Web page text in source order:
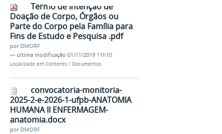
Termo de Intenção de
Doação de Corpo, Órgãos ou
Parte do Corpo pela Família para
Fins de Estudo e Pesquisa .pdf
por DMORF
— última modificação 01/11/2019 11h10
Localizado em Contents / Documentos
convocatoria-monitoria-
2025-2-e-2026-1-ufpb-ANATOMIA
HUMANA II ENFERMAGEM-
anatomia.docx
por DMORF